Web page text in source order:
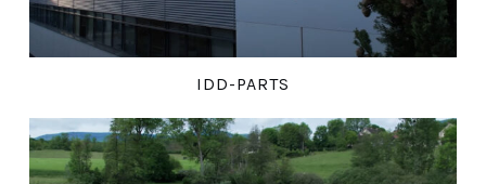
IDD-PARTS